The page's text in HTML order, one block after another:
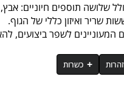
שריר ואיזון כללי של הגוף.
לשפר ביצועים,
כשרות
(חומר הלחה), מים.
תרופות מרשם וילדים - יש
תיכונה ובהשגחת הבד״ץ חוג